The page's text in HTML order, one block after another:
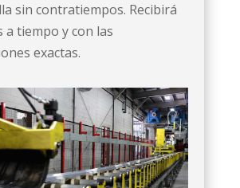
sin contratiempos. Recibirá
a tiempo y con las
exactas.